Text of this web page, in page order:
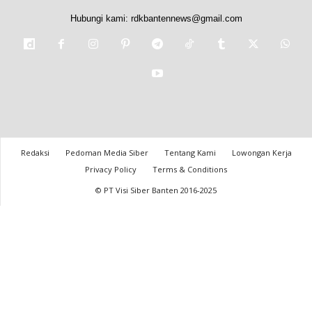
Hubungi kami: rdkbantennews@gmail.com
Redaksi Pedoman Media Siber Tentang Kami
Lowongan Kerja
Privacy Policy
Terms & Conditions
© PT Visi Siber Banten 2016-2025